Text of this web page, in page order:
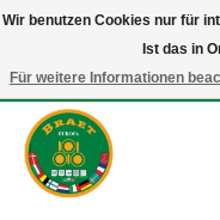
Juli actie: 10% korting op alle
75,00 of meer ook nog een
Gebruik de code: ECO-PROOF.
Wir benutzen Cookies nur für
Ist das in
Für weitere Informationen